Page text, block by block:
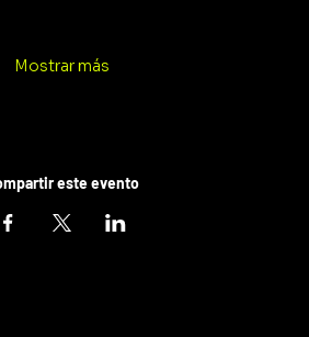
Mostrar más
este evento